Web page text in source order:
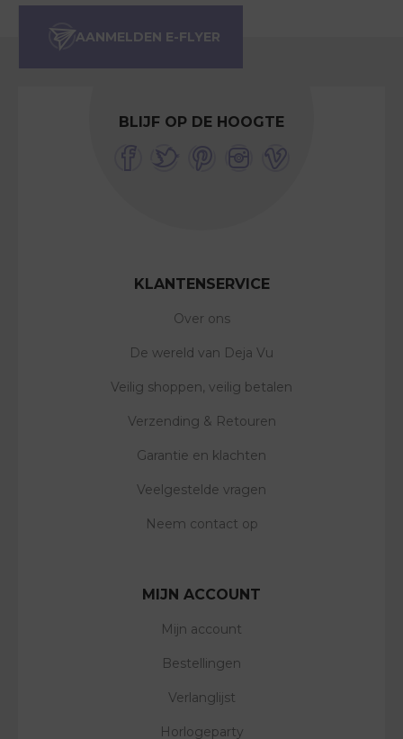
BLIJF OP DE HOOGTE
KLANTENSERVICE
Over ons
De wereld van Deja Vu
Veilig shoppen, veilig betalen
Verzending & Retouren
Garantie en klachten
Veelgestelde vragen
Neem contact op
MIJN ACCOUNT
Mijn account
Bestellingen
Verlanglijst
Horlogeparty